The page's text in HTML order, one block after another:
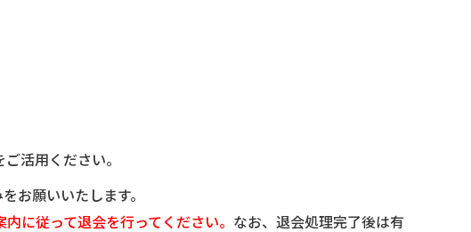
ご活用ください。
お願いいたします。
に従って退会を行ってください。 なお、退会処理完了後は有